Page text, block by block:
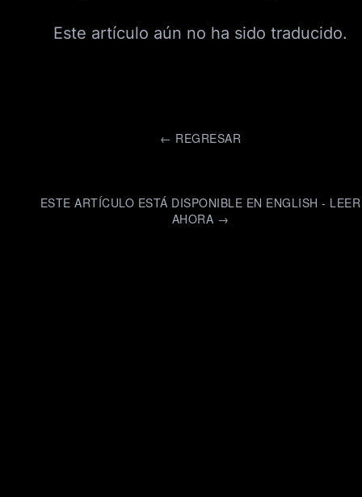
Este artículo aún no ha sido traducido.
← REGRESAR
ESTE ARTÍCULO ESTÁ DISPONIBLE EN ENGLISH - LEER
AHORA →